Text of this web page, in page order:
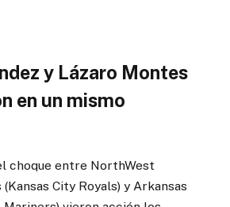
y Lázaro Montes
en un mismo
choque entre NorthWest
City Royals) y Arkansas